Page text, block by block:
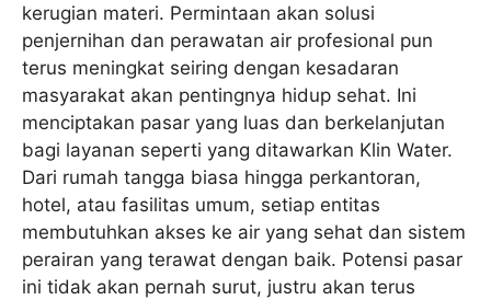
kerugian materi. Permintaan akan solusi
penjernihan dan perawatan air profesional pun
terus meningkat seiring dengan kesadaran
masyarakat akan pentingnya hidup sehat. Ini
menciptakan pasar yang luas dan berkelanjutan
bagi layanan seperti yang ditawarkan Klin Water.
Dari rumah tangga biasa hingga perkantoran,
hotel, atau fasilitas umum, setiap entitas
membutuhkan akses ke air yang sehat dan sistem
perairan yang terawat dengan baik. Potensi pasar
ini tidak akan pernah surut, justru akan terus